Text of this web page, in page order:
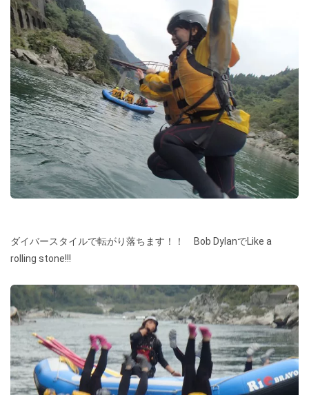
ダイバースタイルで転がり落ちます！！ Bob DylanでLike a
rolling stone!!!